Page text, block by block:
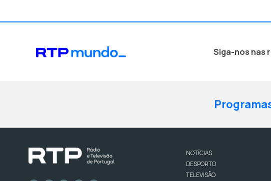
Siga-nos nas
NOTÍCIAS
DESPORTO
TELEVISÃO